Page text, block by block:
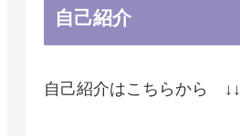
自己紹介
自己紹介はこちらから ↓↓